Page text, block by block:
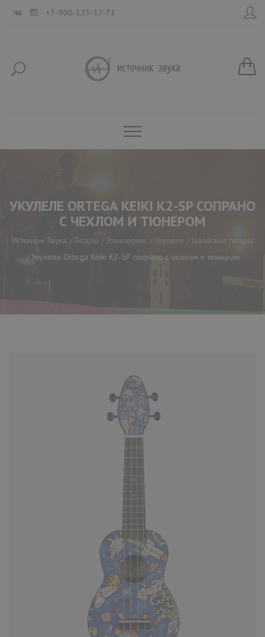
+7-900-123-17-71
УКУЛЕЛЕ ORTEGA KEIKI K2-SP СОПРАНО
С ЧЕХЛОМ И ТЮНЕРОМ
Источник Звука Гитары Этнические Укулеле
Гавайские гитары
Укулеле Ortega Keiki K2-SP сопрано с чехлом и тюнером